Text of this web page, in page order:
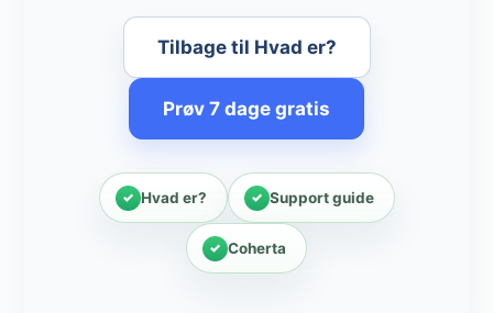
Tilbage til Hvad er?
Prøv 7 dage gratis
Hvad er? Support guide
Coherta